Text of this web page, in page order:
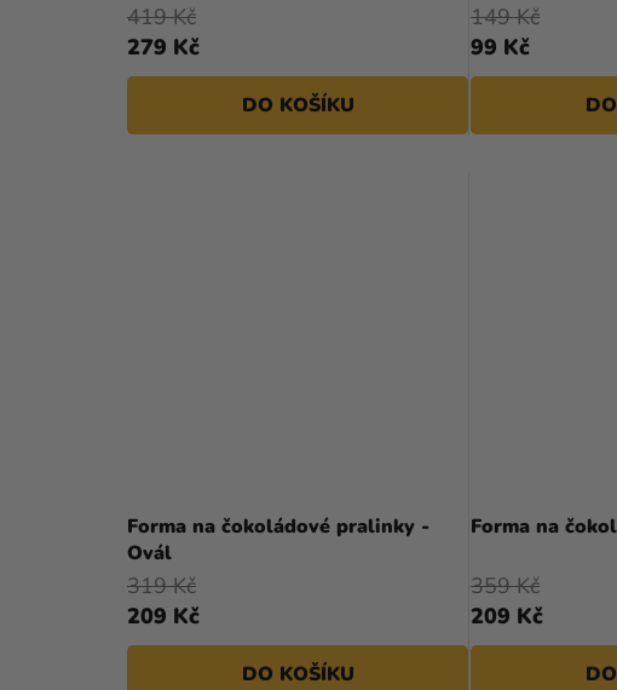
279 Kč
419 Kč
DO KOŠÍKU
99 Kč
149 Kč
Forma na čokoládové pralinky -
Ovál
209 Kč
319 Kč
DO KOŠÍKU
Forma na
209 Kč
359 Kč